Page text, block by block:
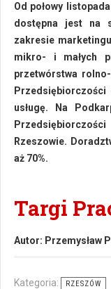
Od połowy
dostępna jest na
zakresie
mikro- i małych
przetwórstwa
Przedsiębiorczości
usługę. Na
Rzeszowie.
aż 70%.
Targi
Autor: Przemysław
Kategoria: RZESZÓW